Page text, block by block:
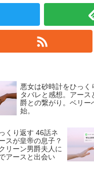
悪女は砂時計をひっく
タバレと感想。アース
爵との繋がり。ベリー
始。
くり返す 46話ネ
スが皇帝の息子？
リーン男爵夫人に
アースと出会い